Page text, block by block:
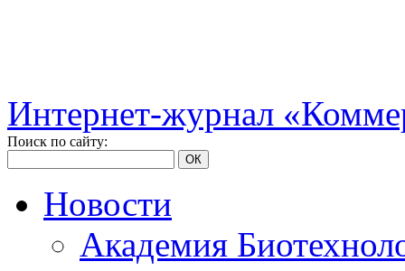
Интернет-журнал
Поиск по сайту:
ОК
Новости
Академия